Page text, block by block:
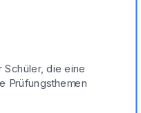
Schüler, die eine
Prüfungsthemen